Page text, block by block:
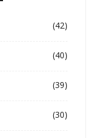
(42)
(40)
(39)
(30)